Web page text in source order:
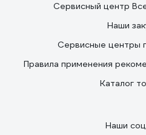
Сервисный центр
Наши
Сервисные центры
Правила применения
Каталог
Наши